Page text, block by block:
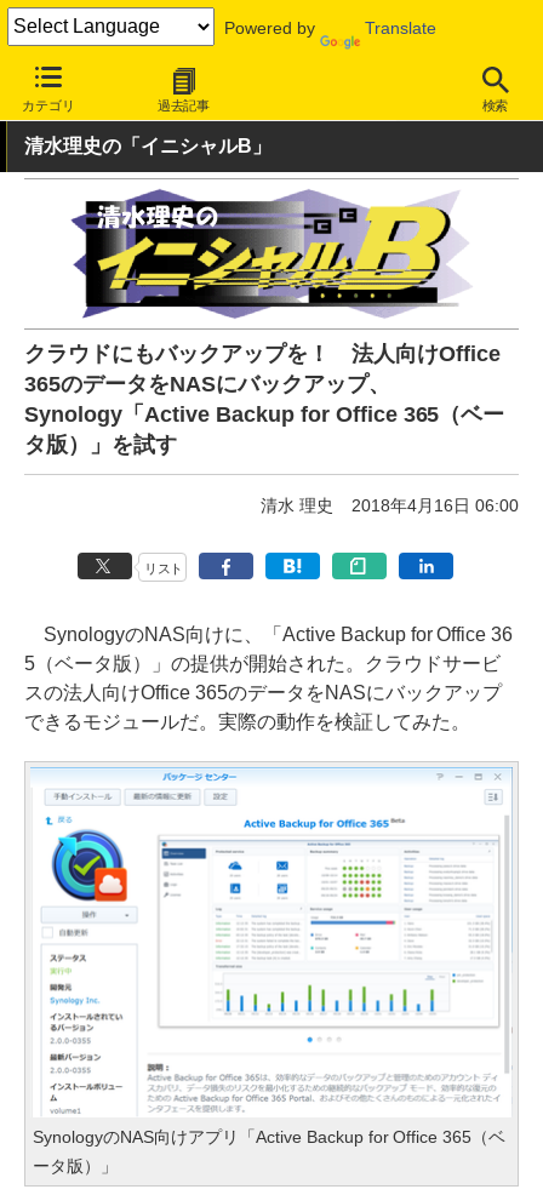
Powered by Translate
カテゴリ 過去記事 検索
INTERNET Watch ハードウェア
清水理史の「イニシャルB」
クラウドにもバックアップを！ 法人向けOffice
365のデータをNASにバックアップ、
Synology「Active Backup for Office 365（ベー
タ版）」を試す
清水 理史 2018年4月16日 06:00
リスト
SynologyのNAS向けに、「Active Backup for Office 36
5（ベータ版）」の提供が開始された。クラウドサービ
スの法人向けOffice 365のデータをNASにバックアップ
できるモジュールだ。実際の動作を検証してみた。
SynologyのNAS向けアプリ「Active Backup for Office 365（ベ
ータ版）」